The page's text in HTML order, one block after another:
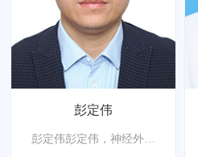
彭定伟
彭定伟彭定伟，神经外科